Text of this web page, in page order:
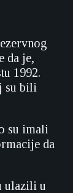
da je,
1992.
su bili
su imali
da
ulazili u